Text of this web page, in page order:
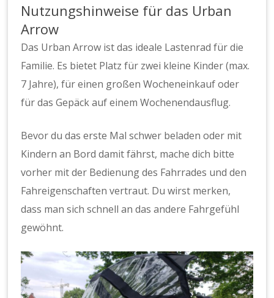
Nutzungshinweise für das Urban
Arrow
Das Urban Arrow ist das ideale Lastenrad für die
Familie. Es bietet Platz für zwei kleine Kinder (max.
7 Jahre), für einen großen Wocheneinkauf oder
für das Gepäck auf einem Wochenendausflug.
Bevor du das erste Mal schwer beladen oder mit
Kindern an Bord damit fährst, mache dich bitte
vorher mit der Bedienung des Fahrrades und den
Fahreigenschaften vertraut. Du wirst merken,
dass man sich schnell an das andere Fahrgefühl
gewöhnt.